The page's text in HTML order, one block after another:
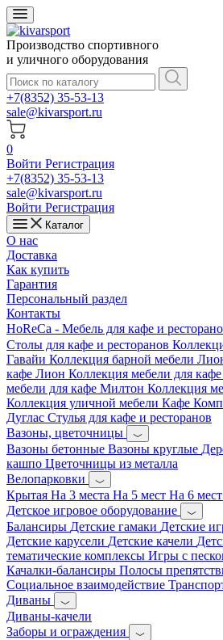
Производство спортивного
и уличного оборудования
+7(8352) 35-53-13
sale@kivarsport.ru
0
Войти Регистрация
+7(8352) 35-53-13
sale@kivarsport.ru
Войти Регистрация
Каталог
О нас
Доставка
Как купить
Гарантия
Персональный раздел
Контакты
HoReCa - Мебель для кафе и
Cтолы для кафе и ресторанов
Гавайи Коллекция барной мебели
кафе Лион Коллекция мебели для
мебели для кафе Милтон Коллекция
Коллекция уличной мебели Кафе
Дуглас Стулья для кафе и ресторанов
Вазоны, цветочницы
Вазоны бетонные Вазоны круглые
кашпо Цветочницы из металла
Велопарковки
Крытая На 3 места На 5 мест На 6 мест
Детское игровое оборудование
Балансиры Детские гамаки Детские
Детские карусели Детские качели
тематические комплексы Игры с
Качалки-балансиры Полосы
Социальное взаимодействие
Диваны
Диваны-качели
Заборы и ограждения